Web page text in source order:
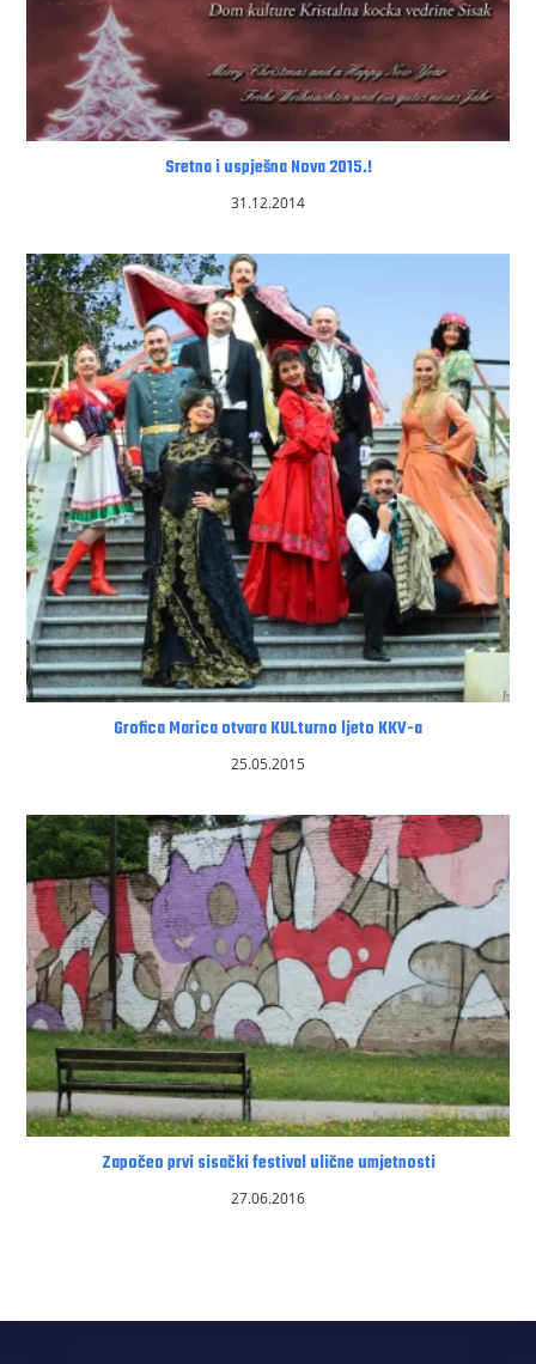
Sretna i uspješna Nova 2015.!
31.12.2014
Grofica Marica otvara KULturno ljeto KKV-a
25.05.2015
Započeo prvi sisački festival ulične umjetnosti
27.06.2016